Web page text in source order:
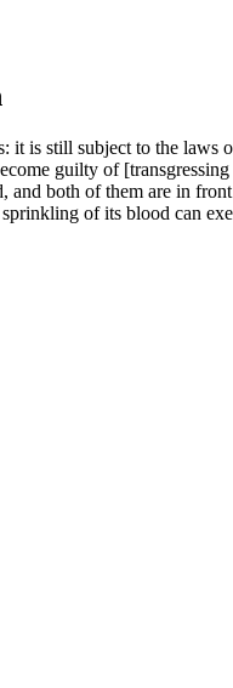
is still subject to the laws
guilty of
and both of them are in
of its blood can